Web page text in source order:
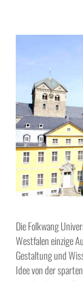
Die Folkwang
Westfalen einzige
Gestaltung und
Idee von der